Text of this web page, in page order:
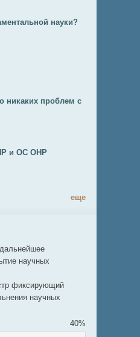
науки?
никаких проблем с
и ОС ОНР
еще
научных
фиксирующий
научных
40%